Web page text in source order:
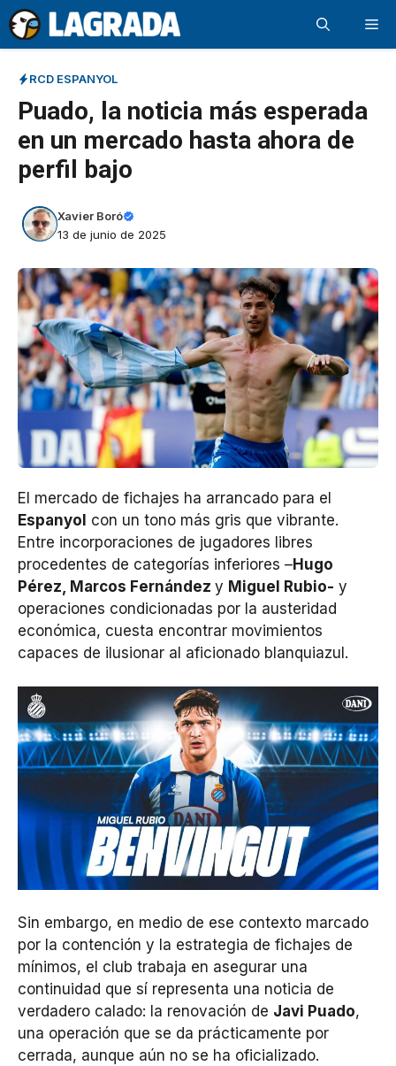
Saltar
al
contenido
RCD ESPANYOL
Puado, la noticia más esperada
en un mercado hasta ahora de
perfil bajo
Xavier Boró
13 de junio de 2025
El mercado de fichajes ha arrancado para el
Espanyol con un tono más gris que vibrante.
Entre incorporaciones de jugadores libres
procedentes de categorías inferiores –Hugo
Pérez, Marcos Fernández y Miguel Rubio- y
operaciones condicionadas por la austeridad
económica, cuesta encontrar movimientos
capaces de ilusionar al aficionado blanquiazul.
Sin embargo, en medio de ese contexto marcado
por la contención y la estrategia de fichajes de
mínimos, el club trabaja en asegurar una
continuidad que sí representa una noticia de
verdadero calado: la renovación de Javi Puado,
una operación que se da prácticamente por
cerrada, aunque aún no se ha oficializado.